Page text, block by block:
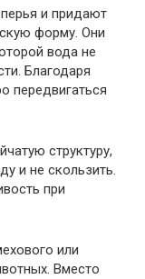
и придают
форму. Они
вода не
Благодаря
передвигаться
структуру,
и не скользить.
при
или
Вместо